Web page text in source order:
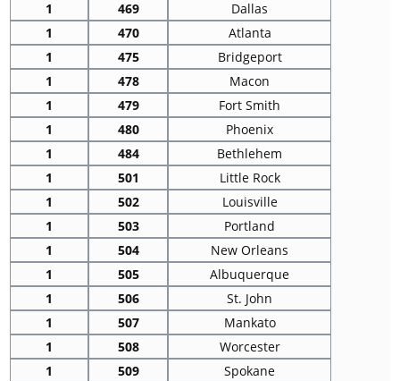
1 469
Dallas
1
470
Atlanta
1
475
Bridgeport
1
478
Macon
1
479
Fort Smith
1
480
Phoenix
1
484
Bethlehem
1
501
Little Rock
1
502
Louisville
1
503
Portland
1
504
New Orleans
1
505
Albuquerque
1
506
St. John
1
507
Mankato
1
508
Worcester
1
509
Spokane